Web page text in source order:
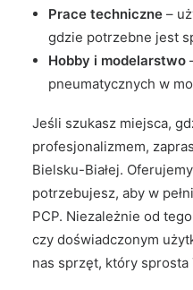
Prace techniczne –
gdzie potrzebne jest
Hobby i modelarstwo
pneumatycznych w
Jeśli szukasz miejsca,
profesjonalizmem,
Bielsku-Białej.
potrzebujesz, aby w
PCP. Niezależnie od
czy doświadczonym
nas sprzęt, który